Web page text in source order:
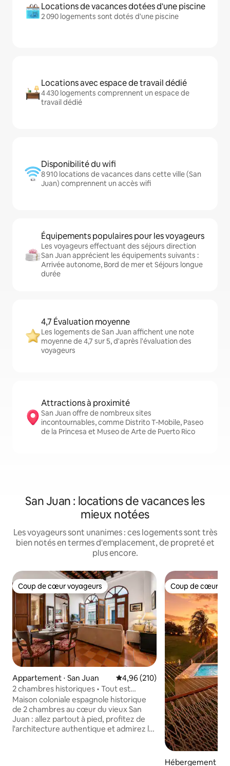
Locations de vacances dotées d'une piscine
2 090 logements sont dotés d'une piscine
Locations avec espace de travail dédié
4 430 logements comprennent un espace de
travail dédié
Disponibilité du wifi
8 910 locations de vacances dans cette ville (San
Juan) comprennent un accès wifi
Équipements populaires pour les voyageurs
Les voyageurs effectuant des séjours direction
San Juan apprécient les équipements suivants :
Arrivée autonome, Bord de mer et Séjours longue
durée
4,7 Évaluation moyenne
Les logements de San Juan affichent une note
moyenne de 4,7 sur 5, d'après l'évaluation des
voyageurs
Attractions à proximité
San Juan offre de nombreux sites
incontournables, comme Distrito T-Mobile, Paseo
de la Princesa et Museo de Arte de Puerto Rico
San Juan : locations de vacances les
mieux notées
Les voyageurs sont unanimes : ces logements sont très
bien notés en termes d'emplacement, de propreté et
plus encore.
Coup de cœur voyageurs
Coup de cœur voyageurs
Appartement ⋅ San Juan Évaluation moyenne sur la
4,96 (210)
2 chambres historiques • Tout est
accessible à pied • Calme, lit « king size »
Maison coloniale espagnole historique
de 2 chambres au cœur du vieux San
Juan : allez partout à pied, profitez de
l'architecture authentique et admirez la
Coup de cœur
Coup de cœur
Hébergement ⋅